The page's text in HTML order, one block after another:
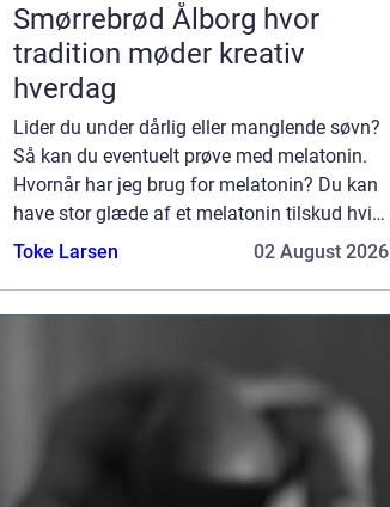
Smørrebrød Ålborg hvor
tradition møder kreativ
hverdag
Lider du under dårlig eller manglende søvn?
Så kan du eventuelt prøve med melatonin.
Hvornår har jeg brug for melatonin? Du kan
have stor glæde af et melatonin tilskud hvis
din søvn rytme er forstyrret eller din søvn er
Toke Larsen 02 August 2026